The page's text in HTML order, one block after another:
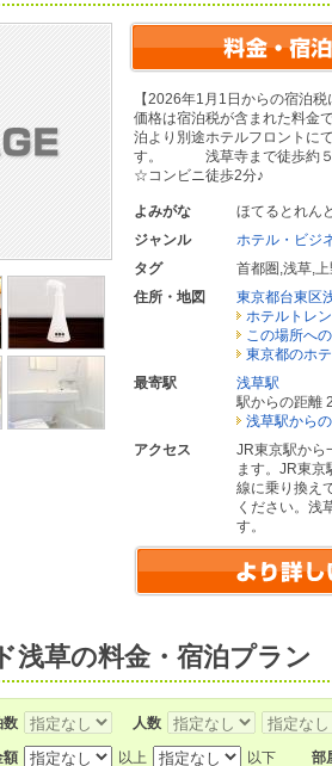
【2026年1月1日からの宿泊
価格は宿泊税が含まれた料金
泊より別途ホテルフロントに
す。 浅草寺まで徒歩約５
☆コンビニ徒歩2分♪
よみがな
ほてるとれん
ジャンル
ホテル・ビジ
タグ
首都圏 ,浅草,
住所・地図
東京都台東区
ホテルトレ
この場所へ
東京都のホ
最寄駅
浅草駅
駅からの距離
浅草駅から
アクセス
JR東京駅から
ます。JR東京
線に乗り換え
ください。浅
す。
浅草の料金・宿泊プラン
数 人数
額 以上 以下 部